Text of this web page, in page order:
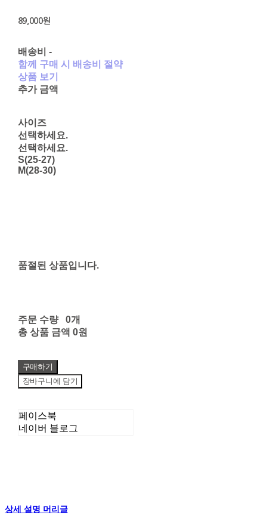
89,000원
배송비 -
함께 구매 시 배송비 절약
상품 보기
추가 금액
사이즈
선택하세요.
선택하세요.
S(25-27)
M(28-30)
품절된 상품입니다.
주문 수량
0개
총 상품 금액 0원
구매하기
장바구니에 담기
페이스북
네이버 블로그
상세 설명 머리글